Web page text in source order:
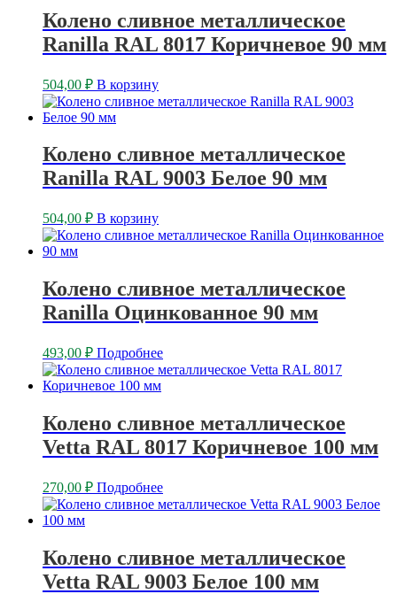
Колено сливное металлическое
Ranilla RAL 8017 Коричневое 90 мм
504,00 ₽ В корзину
Колено сливное металлическое
Ranilla RAL 9003 Белое 90 мм
504,00 ₽ В корзину
Колено сливное металлическое
Ranilla Оцинкованное 90 мм
493,00 ₽ Подробнее
Колено сливное металлическое
Vetta RAL 8017 Коричневое 100 мм
270,00 ₽ Подробнее
Колено сливное металлическое
Vetta RAL 9003 Белое 100 мм